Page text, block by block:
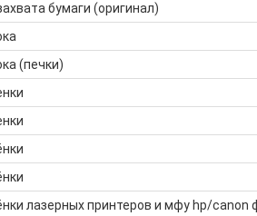
бумаги (оригинал)
(печки)
лазерных принтеров и мфу hp/canon